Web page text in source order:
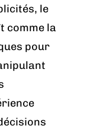
le
comme la
pour